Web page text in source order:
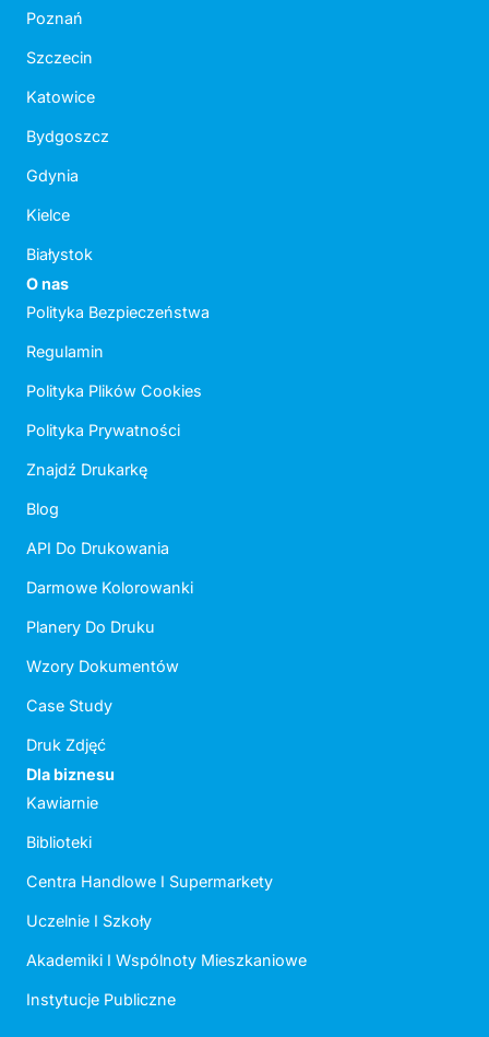
Poznań
Szczecin
Katowice
Bydgoszcz
Gdynia
Kielce
Białystok
O nas
Polityka Bezpieczeństwa
Regulamin
Polityka Plików Cookies
Polityka Prywatności
Znajdź Drukarkę
Blog
API Do Drukowania
Darmowe Kolorowanki
Planery Do Druku
Wzory Dokumentów
Case Study
Druk Zdjęć
Dla biznesu
Kawiarnie
Biblioteki
Centra Handlowe I Supermarkety
Uczelnie I Szkoły
Akademiki I Wspólnoty Mieszkaniowe
Instytucje Publiczne